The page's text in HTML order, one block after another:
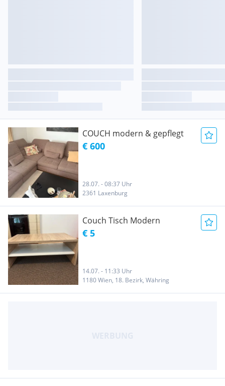
COUCH modern & gepflegt
€ 600
28.07. - 08:37 Uhr
2361 Laxenburg
Couch Tisch Modern
€ 5
14.07. - 11:33 Uhr
1180 Wien, 18. Bezirk, Währing